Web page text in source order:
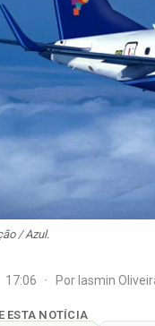
/ Azul.
17:06 · Por Iasmin
ESTA NOTÍCIA